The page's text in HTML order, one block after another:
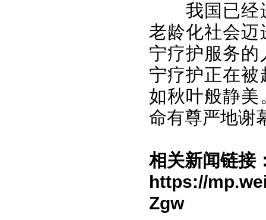
我国已经
老龄化社会迈
宁疗护服务
宁疗护正在
如秋叶般静美
命有尊严地谢
相关新闻链接
https://
Zgw